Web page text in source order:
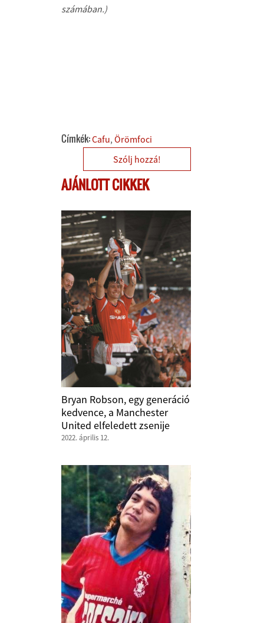
számában.)
Címkék:Cafu Örömfoci
Szólj hozzá!
AJÁNLOTT CIKKEK
Bryan Robson, egy generáció
kedvence, a Manchester
United elfeledett zsenije
2022. április 12.